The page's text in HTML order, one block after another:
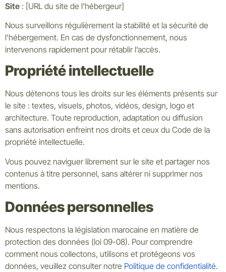
Site : [URL du site de l’hébergeur]
Nous surveillons régulièrement la stabilité et la sécurité de
l’hébergement. En cas de dysfonctionnement, nous
intervenons rapidement pour rétablir l’accès.
Propriété intellectuelle
Nous détenons tous les droits sur les éléments présents sur
le site : textes, visuels, photos, vidéos, design, logo et
architecture. Toute reproduction, adaptation ou diffusion
sans autorisation enfreint nos droits et ceux du Code de la
propriété intellectuelle.
Vous pouvez naviguer librement sur le site et partager nos
contenus à titre personnel, sans altérer ni supprimer nos
mentions.
Données personnelles
Nous respectons la législation marocaine en matière de
protection des données (loi 09-08). Pour comprendre
comment nous collectons, utilisons et protégeons vos
données, veuillez consulter notre Politique de confidentialité.